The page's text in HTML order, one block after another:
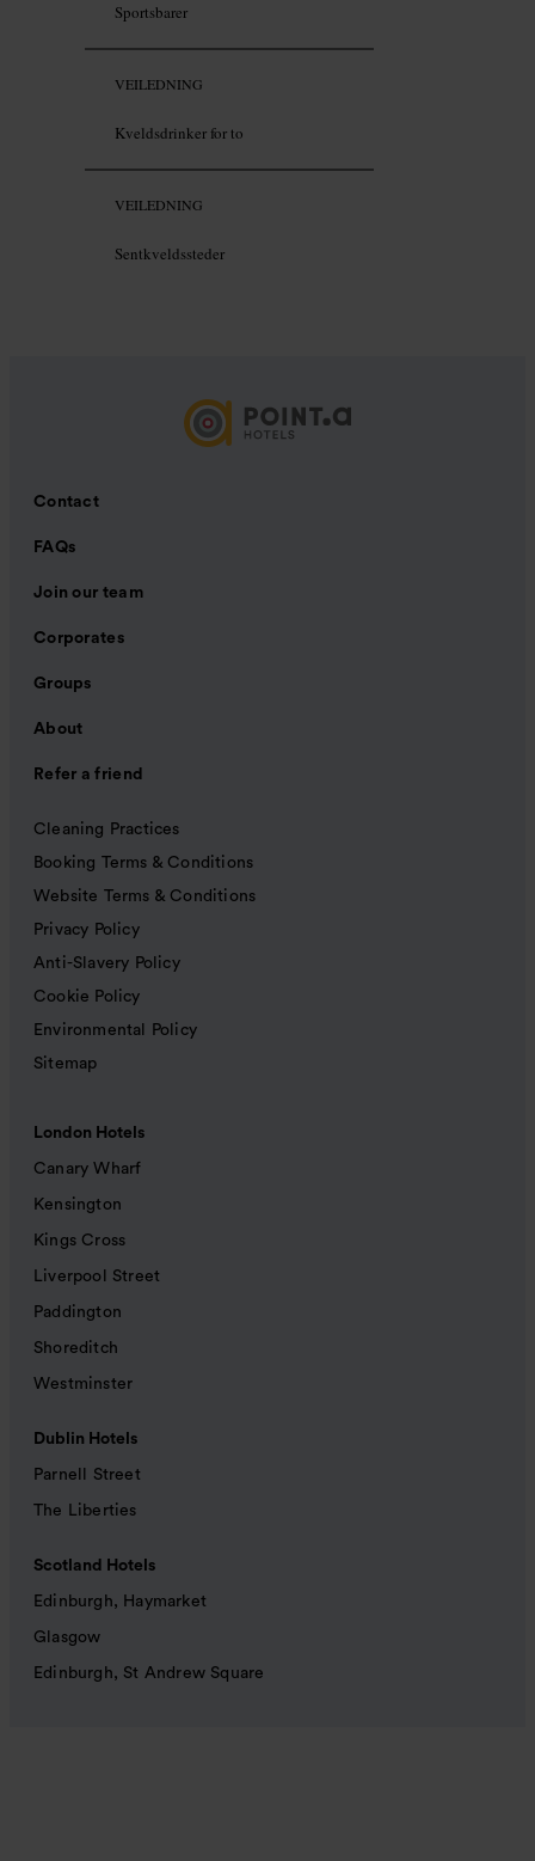
Sportsbarer
VEILEDNING
Kveldsdrinker for to
VEILEDNING
Sentkveldssteder
Contact
FAQs
Join our team
Corporates
Groups
About
Refer a friend
Cleaning Practices
Booking Terms & Conditions
Website Terms & Conditions
Privacy Policy
Anti-Slavery Policy
Cookie Policy
Environmental Policy
Sitemap
London Hotels
Canary Wharf
Kensington
Kings Cross
Liverpool Street
Paddington
Shoreditch
Westminster
Dublin Hotels
Parnell Street
The Liberties
Scotland Hotels
Edinburgh, Haymarket
Glasgow
Edinburgh, St Andrew Square